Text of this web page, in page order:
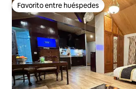
Favorito entre huéspedes
Favorito entre huéspedes